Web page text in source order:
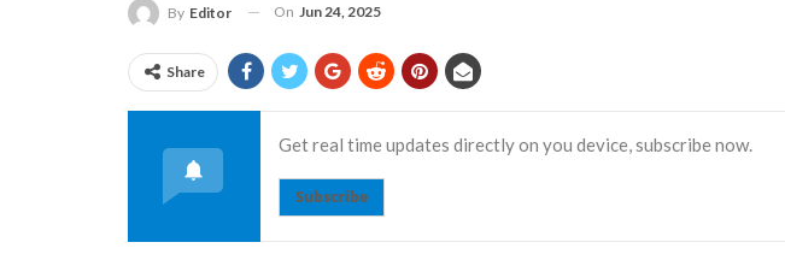
By Editor On Jun 24, 2025
Share
Get real time updates directly on you device, subscribe now.
Subscribe